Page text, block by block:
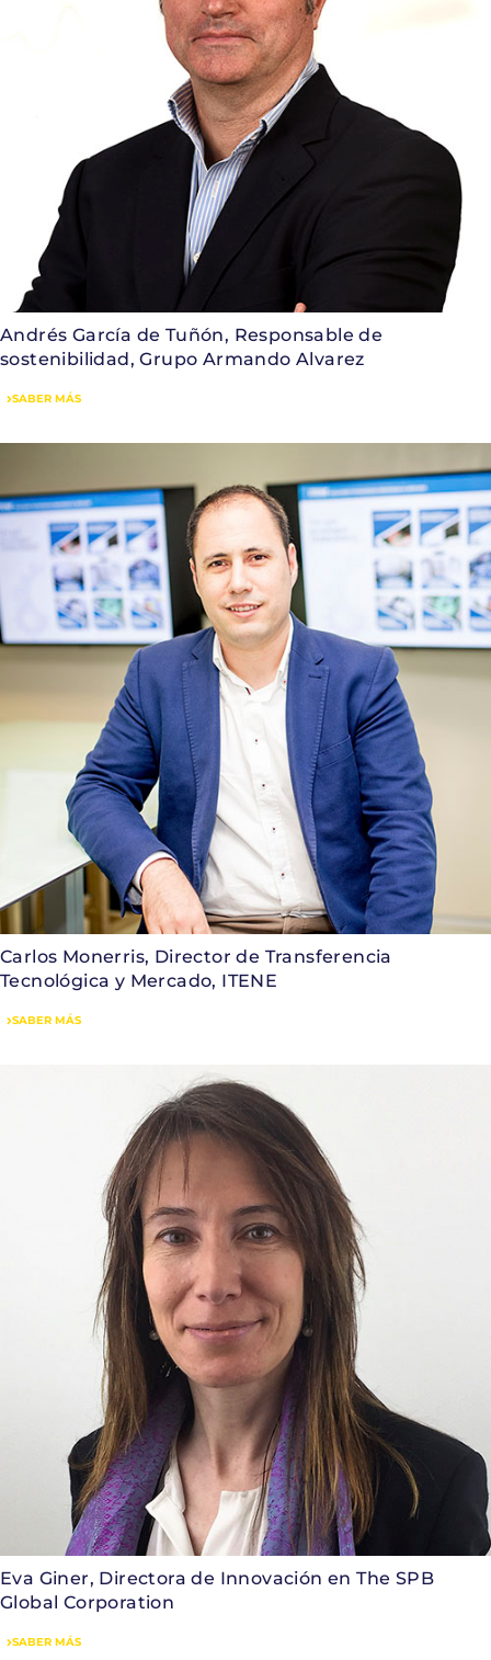
Andrés García de Tuñón, Responsable de
sostenibilidad, Grupo Armando Alvarez
SABER MÁS
Carlos Monerris, Director de Transferencia
Tecnológica y Mercado, ITENE
SABER MÁS
Eva Giner, Directora de Innovación en The SPB
Global Corporation
SABER MÁS